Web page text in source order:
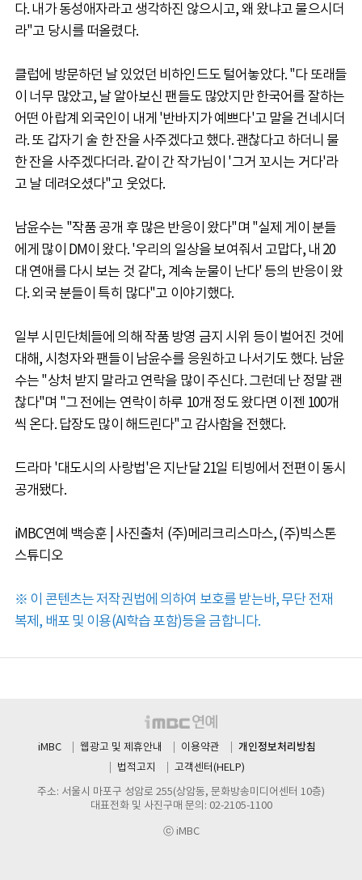
다. 내가 동성애자라고 생각하진 않으시고, 왜 왔냐고 물으시더
라"고 당시를 떠올렸다.
클럽에 방문하던 날 있었던 비하인드도 털어놓았다. "다 또래들
이 너무 많았고, 날 알아보신 팬들도 많았지만 한국어를 잘하는
어떤 아랍계 외국인이 내게 '반바지가 예쁘다'고 말을 건네시더
라. 또 갑자기 술 한 잔을 사주겠다고 했다. 괜찮다고 하더니 물
한 잔을 사주겠다더라. 같이 간 작가님이 '그거 꼬시는 거다'라
고 날 데려오셨다"고 웃었다.
남윤수는 "작품 공개 후 많은 반응이 왔다"며 "실제 게이 분들
에게 많이 DM이 왔다. '우리의 일상을 보여줘서 고맙다, 내 20
대 연애를 다시 보는 것 같다, 계속 눈물이 난다' 등의 반응이 왔
다. 외국 분들이 특히 많다"고 이야기했다.
일부 시민단체들에 의해 작품 방영 금지 시위 등이 벌어진 것에
대해, 시청자와 팬들이 남윤수를 응원하고 나서기도 했다. 남윤
수는 "상처 받지 말라고 연락을 많이 주신다. 그런데 난 정말 괜
찮다"며 "그 전에는 연락이 하루 10개 정도 왔다면 이젠 100개
씩 온다. 답장도 많이 해드린다"고 감사함을 전했다.
드라마 '대도시의 사랑법'은 지난달 21일 티빙에서 전편이 동시
공개됐다.
iMBC연예 백승훈 | 사진출처 (주)메리크리스마스, (주)빅스톤
스튜디오
※ 이 콘텐츠는 저작권법에 의하여 보호를 받는바, 무단 전재
복제, 배포 및 이용(AI학습 포함)등을 금합니다.
iMBC 웹광고 및 제휴안내 이용약관 개인정보처리방침
법적고지
고객센터(HELP)
주소: 서울시 마포구 성암로 255(상암동, 문화방송미디어센터 10층)
대표전화 및 사진구매 문의: 02-2105-1100
ⓒ iMBC